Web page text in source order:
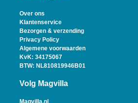
Over ons
Klantenservice
Bezorgen & verzending
Privacy Policy
Algemene voorwaarden
KvK: 34175067
BTW: NL810819946B01
Volg Magvilla
Magvilla.nl